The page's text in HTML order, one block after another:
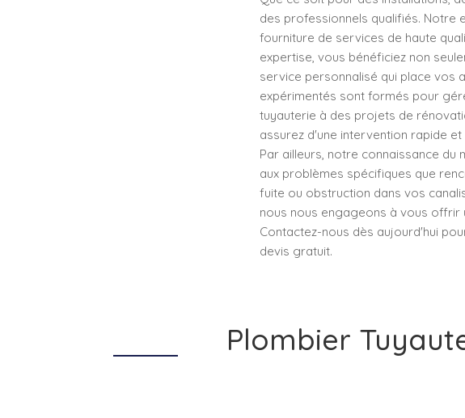
des professionnels qualifiés. Notre
fourniture de services de haute
expertise, vous bénéficiez non
service personnalisé qui place vos
expérimentés sont formés pour
tuyauterie à des projets de
assurez d'une intervention rapide
Par ailleurs, notre connaissance
aux problèmes spécifiques que
fuite ou obstruction dans vos
nous nous engageons à vous
Contactez-nous dès aujourd'hui
devis gratuit.
Plombier